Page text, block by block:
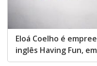
Eloá Coelho é
inglês Having Fun,